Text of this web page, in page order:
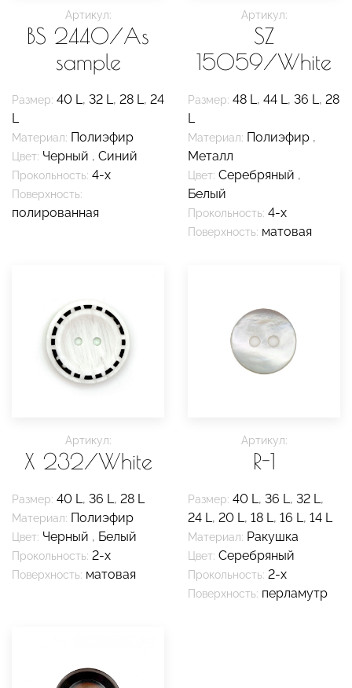
Артикул:
BS 2440/As
sample
Размер: 40 L, 32 L, 28 L, 24
L
Материал: Полиэфир
Цвет: Черный , Синий
Прокольность: 4-х
Поверхность:
полированная
Артикул:
SZ
15059/White
Размер: 48 L, 44 L, 36 L, 28
L
Материал: Полиэфир ,
Металл
Цвет: Серебряный ,
Белый
Прокольность: 4-х
Поверхность: матовая
Артикул:
X 232/White
Размер: 40 L, 36 L, 28 L
Материал: Полиэфир
Цвет: Черный , Белый
Прокольность: 2-х
Поверхность: матовая
Артикул:
R-1
Размер: 40 L, 36 L, 32 L,
24 L, 20 L, 18 L, 16 L, 14 L
Материал: Ракушка
Цвет: Серебряный
Прокольность: 2-х
Поверхность: перламутр